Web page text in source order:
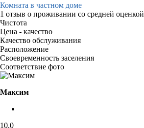
Комната в частном доме
1 отзыв о проживании со средней оценкой
Чистота
Цена - качество
Качество обслуживания
Расположение
Своевременность заселения
Соответствие фото
Максим
10,0